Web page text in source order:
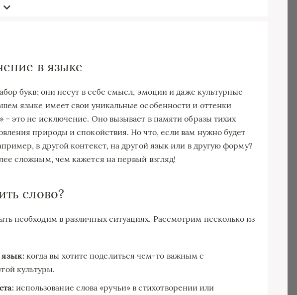
в языке
букв; они несут в себе смысл, эмоции и даже культурные
языке имеет свои уникальные особенности и оттенки
– это не исключение. Оно вызывает в памяти образы тихих
природы и спокойствия. Но что, если вам нужно будет
в другой контекст, на другой язык или в другую форму?
сложным, чем кажется на первый взгляд!
слово?
необходим в различных ситуациях. Рассмотрим несколько из
когда вы хотите поделиться чем-то важным с
культуры.
использование слова «ручьи» в стихотворении или